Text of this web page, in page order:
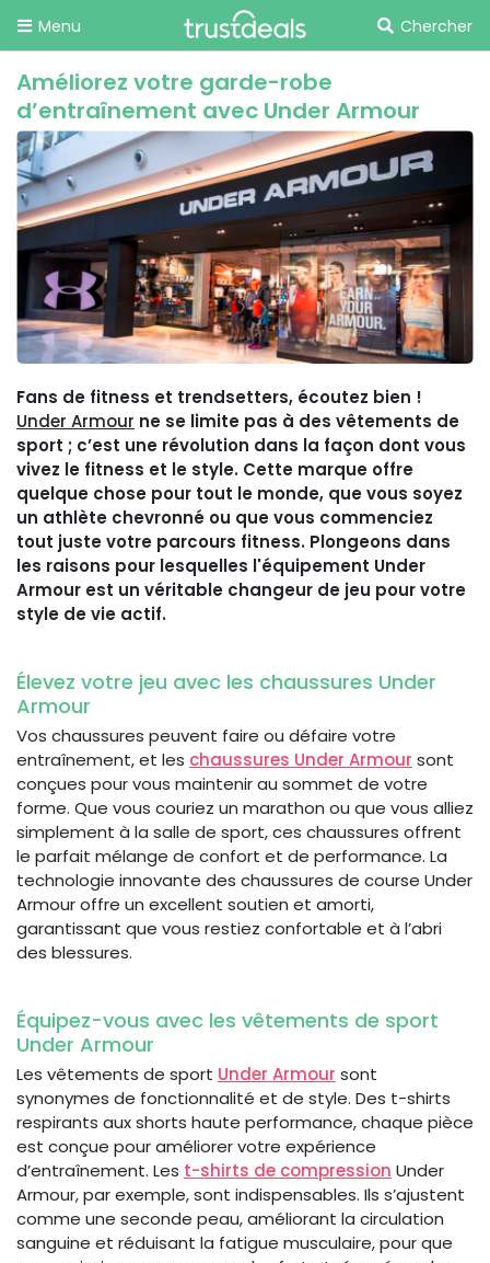
Menu Chercher
Améliorez votre garde-robe
d’entraînement avec Under Armour
Fans de fitness et trendsetters, écoutez bien !
Under Armour ne se limite pas à des vêtements de
sport ; c’est une révolution dans la façon dont vous
vivez le fitness et le style. Cette marque offre
quelque chose pour tout le monde, que vous soyez
un athlète chevronné ou que vous commenciez
tout juste votre parcours fitness. Plongeons dans
les raisons pour lesquelles l'équipement Under
Armour est un véritable changeur de jeu pour votre
style de vie actif.
Élevez votre jeu avec les chaussures Under
Armour
Vos chaussures peuvent faire ou défaire votre
entraînement, et les chaussures Under Armour sont
conçues pour vous maintenir au sommet de votre
forme. Que vous couriez un marathon ou que vous alliez
simplement à la salle de sport, ces chaussures offrent
le parfait mélange de confort et de performance. La
technologie innovante des chaussures de course Under
Armour offre un excellent soutien et amorti,
garantissant que vous restiez confortable et à l’abri
des blessures.
Équipez-vous avec les vêtements de sport
Under Armour
Les vêtements de sport Under Armour sont
synonymes de fonctionnalité et de style. Des t-shirts
respirants aux shorts haute performance, chaque pièce
est conçue pour améliorer votre expérience
d’entraînement. Les t-shirts de compression Under
Armour, par exemple, sont indispensables. Ils s’ajustent
comme une seconde peau, améliorant la circulation
sanguine et réduisant la fatigue musculaire, pour que